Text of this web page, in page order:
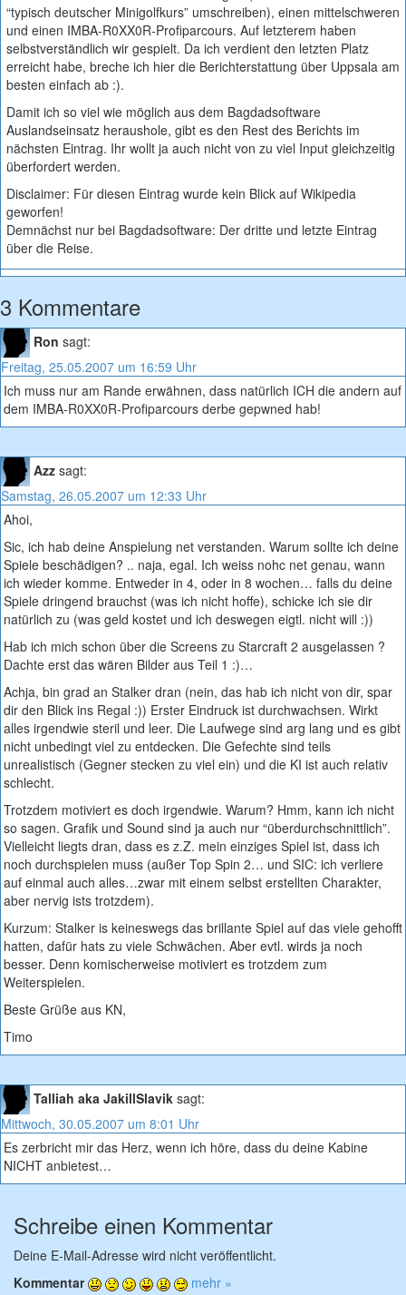
“typisch deutscher Minigolfkurs” umschreiben), einen mittelschweren
und einen IMBA-R0XX0R-Profiparcours. Auf letzterem haben
selbstverständlich wir gespielt. Da ich verdient den letzten Platz
erreicht habe, breche ich hier die Berichterstattung über Uppsala am
besten einfach ab :).
Damit ich so viel wie möglich aus dem Bagdadsoftware
Auslandseinsatz heraushole, gibt es den Rest des Berichts im
nächsten Eintrag. Ihr wollt ja auch nicht von zu viel Input gleichzeitig
überfordert werden.
Disclaimer: Für diesen Eintrag wurde kein Blick auf Wikipedia
geworfen!
Demnächst nur bei Bagdadsoftware: Der dritte und letzte Eintrag
über die Reise.
3 Kommentare
Ron sagt:
Freitag, 25.05.2007 um 16:59 Uhr
Ich muss nur am Rande erwähnen, dass natürlich ICH die andern auf
dem IMBA-R0XX0R-Profiparcours derbe gepwned hab!
Azz sagt:
Samstag, 26.05.2007 um 12:33 Uhr
Ahoi,
Sic, ich hab deine Anspielung net verstanden. Warum sollte ich deine
Spiele beschädigen? .. naja, egal. Ich weiss nohc net genau, wann
ich wieder komme. Entweder in 4, oder in 8 wochen… falls du deine
Spiele dringend brauchst (was ich nicht hoffe), schicke ich sie dir
natürlich zu (was geld kostet und ich deswegen eigtl. nicht will :))
Hab ich mich schon über die Screens zu Starcraft 2 ausgelassen ?
Dachte erst das wären Bilder aus Teil 1 :)…
Achja, bin grad an Stalker dran (nein, das hab ich nicht von dir, spar
dir den Blick ins Regal :)) Erster Eindruck ist durchwachsen. Wirkt
alles irgendwie steril und leer. Die Laufwege sind arg lang und es gibt
nicht unbedingt viel zu entdecken. Die Gefechte sind teils
unrealistisch (Gegner stecken zu viel ein) und die KI ist auch relativ
schlecht.
Trotzdem motiviert es doch irgendwie. Warum? Hmm, kann ich nicht
so sagen. Grafik und Sound sind ja auch nur “überdurchschnittlich”.
Vielleicht liegts dran, dass es z.Z. mein einziges Spiel ist, dass ich
noch durchspielen muss (außer Top Spin 2… und SIC: ich verliere
auf einmal auch alles…zwar mit einem selbst erstellten Charakter,
aber nervig ists trotzdem).
Kurzum: Stalker is keineswegs das brillante Spiel auf das viele gehofft
hatten, dafür hats zu viele Schwächen. Aber evtl. wirds ja noch
besser. Denn komischerweise motiviert es trotzdem zum
Weiterspielen.
Beste Grüße aus KN,
Timo
Talliah aka JakillSlavik sagt:
Mittwoch, 30.05.2007 um 8:01 Uhr
Es zerbricht mir das Herz, wenn ich höre, dass du deine Kabine
NICHT anbietest…
Schreibe einen Kommentar
Deine E-Mail-Adresse wird nicht veröffentlicht.
Kommentar
mehr »